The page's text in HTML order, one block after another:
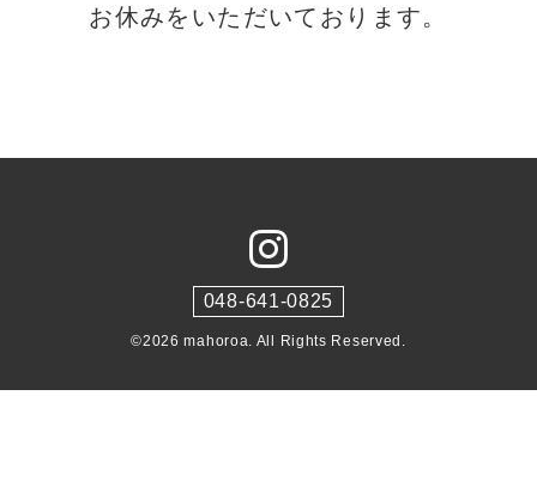
お休みをいただいております。
048-641-0825
©2026mahoroa. All Rights Reserved.